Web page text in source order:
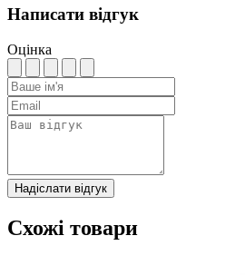
Написати відгук
Оцінка
Надіслати відгук
Схожі товари